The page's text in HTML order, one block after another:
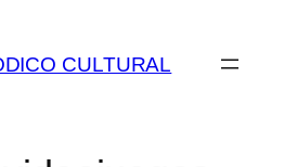
CULTURAL